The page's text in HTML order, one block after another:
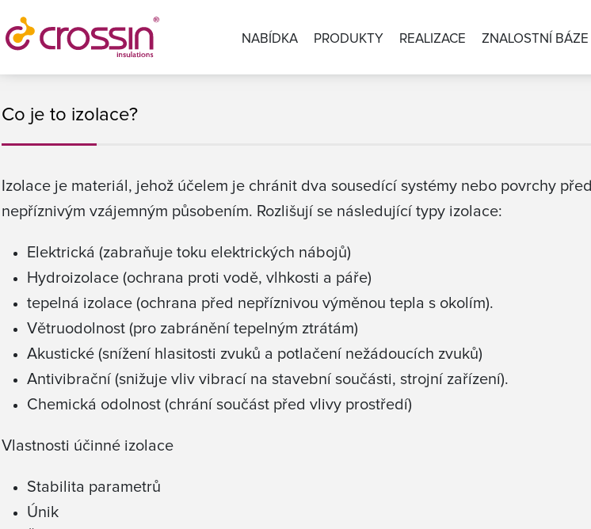
NABÍDKA PRODUKTY REALIZACE ZNALOSTNÍ BÁZE
Co je to izolace?
Izolace je materiál, jehož účelem je chránit dva sousedící systémy nebo povrchy před
nepříznivým vzájemným působením. Rozlišují se následující typy izolace:
Elektrická (zabraňuje toku elektrických nábojů)
Hydroizolace (ochrana proti vodě, vlhkosti a páře)
tepelná izolace (ochrana před nepříznivou výměnou tepla s okolím).
Větruodolnost (pro zabránění tepelným ztrátám)
Akustické (snížení hlasitosti zvuků a potlačení nežádoucích zvuků)
Antivibrační (snižuje vliv vibrací na stavební součásti, strojní zařízení).
Chemická odolnost (chrání součást před vlivy prostředí)
Vlastnosti účinné izolace
Stabilita parametrů
Únik